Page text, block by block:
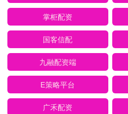
掌柜配资
国客信配
九融配资端
E策略平台
广禾配资